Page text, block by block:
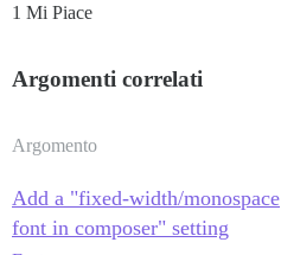
1 Mi Piace
Argomenti correlati
Argomento
Add a "fixed-width/monospace
font in composer" setting